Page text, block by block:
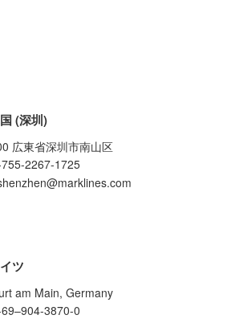
ツ
am Main, Germany
3870-0
(深圳)
広東省深圳市南山区
2267-1725